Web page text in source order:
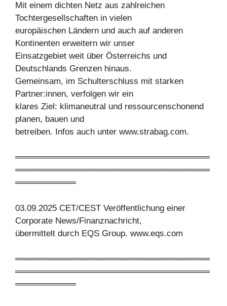
Mit einem dichten Netz aus zahlreichen
Tochtergesellschaften in vielen
europäischen Ländern und auch auf anderen
Kontinenten erweitern wir unser
Einsatzgebiet weit über Österreichs und
Deutschlands Grenzen hinaus.
Gemeinsam, im Schulterschluss mit starken
Partner:innen, verfolgen wir ein
klares Ziel: klimaneutral und ressourcenschonend
planen, bauen und
betreiben. Infos auch unter www.strabag.com.
════════════════════════════════
════════════════════════════════
══════════
03.09.2025 CET/CEST Veröffentlichung einer
Corporate News/Finanznachricht,
übermittelt durch EQS Group. www.eqs.com
════════════════════════════════
════════════════════════════════
══════════